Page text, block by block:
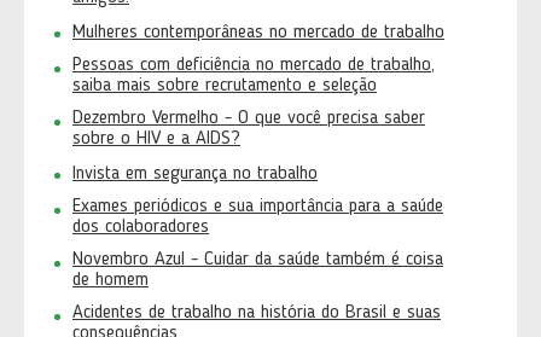
Mulheres contemporâneas no mercado de trabalho
Pessoas com deficiência no mercado de trabalho,
saiba mais sobre recrutamento e seleção
Dezembro Vermelho - O que você precisa saber
sobre o HIV e a AIDS?
Invista em segurança no trabalho
Exames periódicos e sua importância para a saúde
dos colaboradores
Novembro Azul - Cuidar da saúde também é coisa
de homem
Acidentes de trabalho na história do Brasil e suas